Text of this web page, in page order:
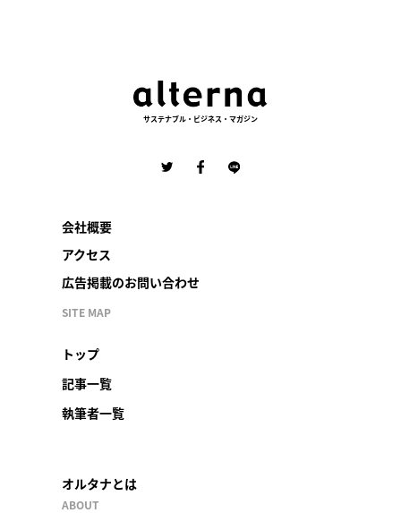
サステナブル・ビジネス・マガジン
会社概要
アクセス
広告掲載のお問い合わせ
SITE MAP
トップ
記事一覧
執筆者一覧
オルタナとは
ABOUT